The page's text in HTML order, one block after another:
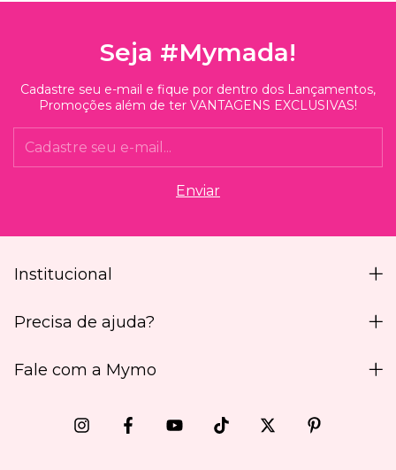
Seja #Mymada!
Cadastre seu e-mail e fique por dentro dos Lançamentos,
Promoções além de ter VANTAGENS EXCLUSIVAS!
Institucional
Precisa de ajuda?
Fale com a Mymo